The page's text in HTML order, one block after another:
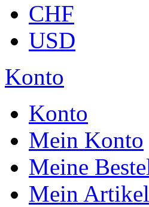
CHF
USD
Konto
Konto
Mein Konto
Meine
Mein